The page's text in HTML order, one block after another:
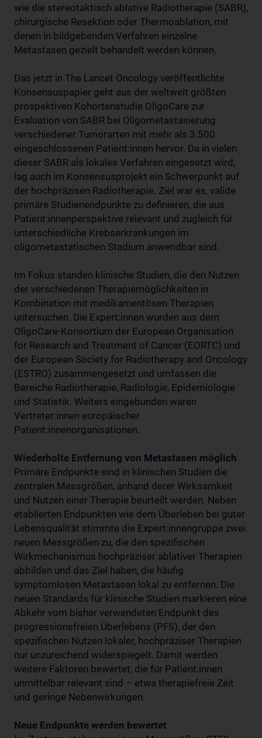
wie die stereotaktisch ablative Radiotherapie (SABR),
chirurgische Resektion oder Thermoablation, mit
denen in bildgebenden Verfahren einzelne
Metastasen gezielt behandelt werden können.
Das jetzt in The Lancet Oncology veröffentlichte
Konsensuspapier geht aus der weltweit größten
prospektiven Kohortenstudie OligoCare zur
Evaluation von SABR bei Oligometastasierung
verschiedener Tumorarten mit mehr als 3.500
eingeschlossenen Patient:innen hervor. Da in vielen
dieser SABR als lokales Verfahren eingesetzt wird,
lag auch im Konsensusprojekt ein Schwerpunkt auf
der hochpräzisen Radiotherapie. Ziel war es, valide
primäre Studienendpunkte zu definieren, die aus
Patient:innenperspektive relevant und zugleich für
unterschiedliche Krebserkrankungen im
oligometastatischen Stadium anwendbar sind.
Im Fokus standen klinische Studien, die den Nutzen
der verschiedenen Therapiemöglichkeiten in
Kombination mit medikamentösen Therapien
untersuchen. Die Expert:innen wurden aus dem
OligoCare-Konsortium der European Organisation
for Research and Treatment of Cancer (EORTC) und
der European Society for Radiotherapy and Oncology
(ESTRO) zusammengesetzt und umfassen die
Bereiche Radiotherapie, Radiologie, Epidemiologie
und Statistik. Weiters eingebunden waren
Vertreter:innen europäischer
Patient:innenorganisationen.
Wiederholte Entfernung von Metastasen möglich
Primäre Endpunkte sind in klinischen Studien die
zentralen Messgrößen, anhand derer Wirksamkeit
und Nutzen einer Therapie beurteilt werden. Neben
etablierten Endpunkten wie dem Überleben bei guter
Lebensqualität stimmte die Expert:innengruppe zwei
neuen Messgrößen zu, die den spezifischen
Wirkmechanismus hochpräziser ablativer Therapien
abbilden und das Ziel haben, die häufig
symptomlosen Metastasen lokal zu entfernen. Die
neuen Standards für klinische Studien markieren eine
Abkehr vom bisher verwendeten Endpunkt des
progressionsfreien Überlebens (PFS), der den
spezifischen Nutzen lokaler, hochpräziser Therapien
nur unzureichend widerspiegelt. Damit werden
weitere Faktoren bewertet, die für Patient:innen
unmittelbar relevant sind – etwa therapiefreie Zeit
und geringe Nebenwirkungen.
Neue Endpunkte werden bewertet